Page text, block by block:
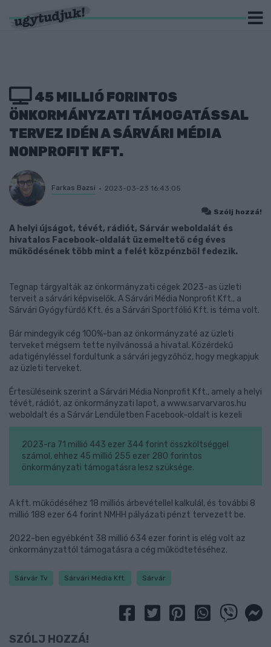
45 MILLIÓ FORINTOS
ÖNKORMÁNYZATI TÁMOGATÁSSAL
TERVEZ IDÉN A SÁRVÁRI MÉDIA
NONPROFIT KFT.
Farkas Bazsi 2023-03-23 16:43:05
Szólj hozzá!
A helyi újságot, tévét, rádiót, Sárvár weboldalát és
hivatalos Facebook-oldalát üzemeltető cég éves
működésének több mint a felét közpénzből fedezik.
Tegnap tárgyalták az önkormányzati cégek 2023-as üzleti
terveit a sárvári képviselők. A Sárvári Média Nonprofit Kft., a
Sárvári Gyógyfürdő Kft. és a Sárvári Sportfólió Kft. is téma volt.
Bár mindegyik cég 100%-ban az önkormányzaté az üzleti
terveket mégsem tette nyilvánossá a hivatal. Közérdekű
adatigényléssel fordultunk a sárvári jegyzőhöz, hogy megkapjuk
az üzleti terveket.
Értesüléseink szerint a Sárvári Média Nonprofit Kft., amely a helyi
tévét, rádiót, az önkormányzati lapot, a www.sarvarvaros.hu
weboldalt és a Sárvár Lendületben Facebook-oldalt is kezeli
2023-ra 71 millió 443 ezer 344 forint összköltséggel
számol, ehhez 45 millió 255 ezer 280 forintos
önkormányzati támogatásra lesz szüksége.
A kft. működéséhez 18 milliós árbevétellel kalkulál, és további 8
millió 188 ezer 64 forint NMHH pályázati pénzt tervezett be.
2022-ben egyébként 38 millió 634 ezer forint is elég volt az
önkormányzattól támogatásra a cég működtetéséhez.
Sárvár Tv Sárvári Média Kft. Sárvár
SZÓLJ HOZZÁ!